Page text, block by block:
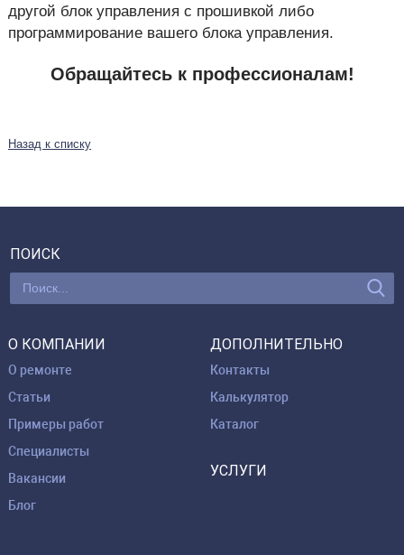
другой блок управления с прошивкой либо
программирование вашего блока управления.
Обращайтесь к профессионалам!
Назад к списку
О КОМПАНИИ
О ремонте
Статьи
Примеры работ
Специалисты
Вакансии
Блог
УСЛУГИ
ДОПОЛНИТЕЛЬНО
Контакты
Калькулятор
Каталог
ПОИСК